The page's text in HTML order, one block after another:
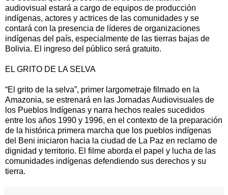
audiovisual estará a cargo de equipos de producción
indígenas, actores y actrices de las comunidades y se
contará con la presencia de líderes de organizaciones
indígenas del país, especialmente de las tierras bajas de
Bolivia. El ingreso del público será gratuito.
EL GRITO DE LA SELVA
“El grito de la selva”, primer largometraje filmado en la
Amazonia, se estrenará en las Jornadas Audiovisuales de
los Pueblos Indígenas y narra hechos reales sucedidos
entre los años 1990 y 1996, en el contexto de la preparación
de la histórica primera marcha que los pueblos indígenas
del Beni iniciaron hacia la ciudad de La Paz en reclamo de
dignidad y territorio. El filme aborda el papel y lucha de las
comunidades indígenas defendiendo sus derechos y su
tierra.